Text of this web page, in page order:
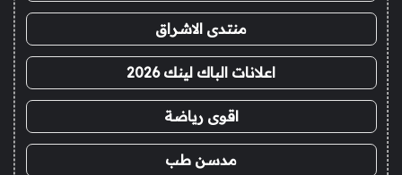
منتدى الاشراق
اعلانات الباك لينك 2026
اقوى رياضة
مدسن طب